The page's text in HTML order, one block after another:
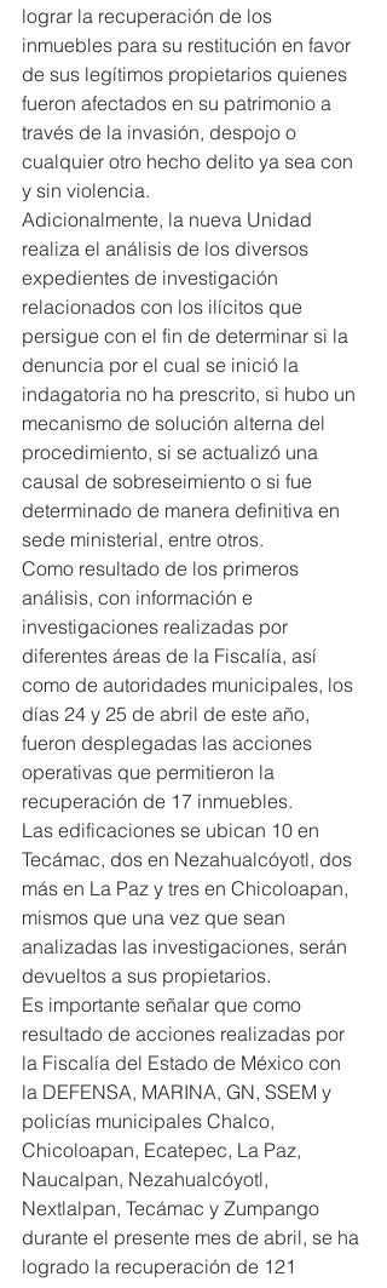
lograr la recuperación de los
inmuebles para su restitución en favor
de sus legítimos propietarios quienes
fueron afectados en su patrimonio a
través de la invasión, despojo o
cualquier otro hecho delito ya sea con
y sin violencia.
Adicionalmente, la nueva Unidad
realiza el análisis de los diversos
expedientes de investigación
relacionados con los ilícitos que
persigue con el fin de determinar si la
denuncia por el cual se inició la
indagatoria no ha prescrito, si hubo un
mecanismo de solución alterna del
procedimiento, si se actualizó una
causal de sobreseimiento o si fue
determinado de manera definitiva en
sede ministerial, entre otros.
Como resultado de los primeros
análisis, con información e
investigaciones realizadas por
diferentes áreas de la Fiscalía, así
como de autoridades municipales, los
días 24 y 25 de abril de este año,
fueron desplegadas las acciones
operativas que permitieron la
recuperación de 17 inmuebles.
Las edificaciones se ubican 10 en
Tecámac, dos en Nezahualcóyotl, dos
más en La Paz y tres en Chicoloapan,
mismos que una vez que sean
analizadas las investigaciones, serán
devueltos a sus propietarios.
Es importante señalar que como
resultado de acciones realizadas por
la Fiscalía del Estado de México con
la DEFENSA, MARINA, GN, SSEM y
policías municipales Chalco,
Chicoloapan, Ecatepec, La Paz,
Naucalpan, Nezahualcóyotl,
Nextlalpan, Tecámac y Zumpango
durante el presente mes de abril, se ha
logrado la recuperación de 121